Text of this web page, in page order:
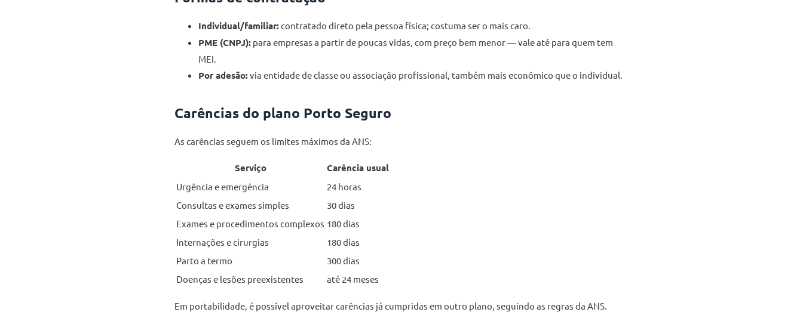
Individual/familiar:contratado direto pela pessoa física; costuma ser o mais caro.
PME (CNPJ): para empresas a partir de poucas vidas, com preço bem menor — vale até para quem tem
MEI.
Por adesão:via entidade de classe ou associação profissional, também mais econômico que o individual.
Carências do plano Porto Seguro
As carências seguem os limites máximos da ANS:
Serviço Carência usual
Urgência e emergência
24 horas
Consultas e exames simples
30 dias
Exames e procedimentos complexos 180 dias
Internações e cirurgias
180 dias
Parto a termo
300 dias
Doenças e lesões preexistentes
até 24 meses
Em portabilidade, é possível aproveitar carências já cumpridas em outro plano, seguindo as regras da ANS.